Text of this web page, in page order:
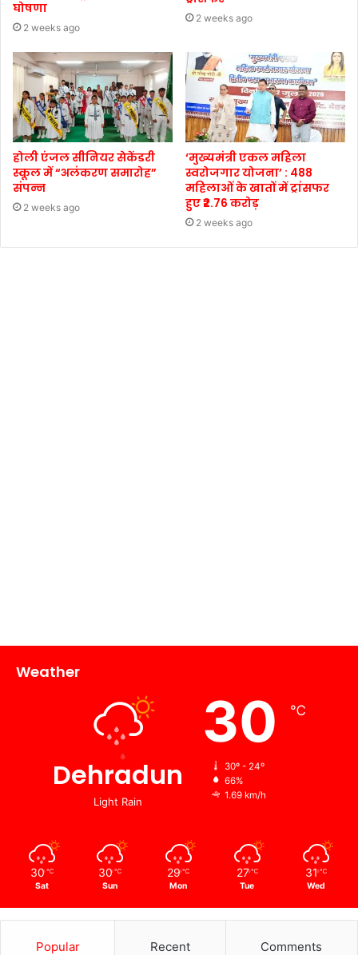
घोषणा
2 weeks ago
2 weeks ago
होली एंजल सीनियर सेकेंडरी
स्कूल में “अलंकरण समारोह”
संपन्न
2 weeks ago
‘मुख्यमंत्री एकल महिला
स्वरोजगार योजना’ : 488
महिलाओं के खातों में ट्रांसफर
हुए ₹2.76 करोड़
2 weeks ago
Weather
Dehradun
Light Rain
30 ℃
30º - 24º
66%
1.69 km/h
30 ℃
Sat
30 ℃
Sun
29 ℃
Mon
27 ℃
Tue
31 ℃
Wed
Popular Recent Comments